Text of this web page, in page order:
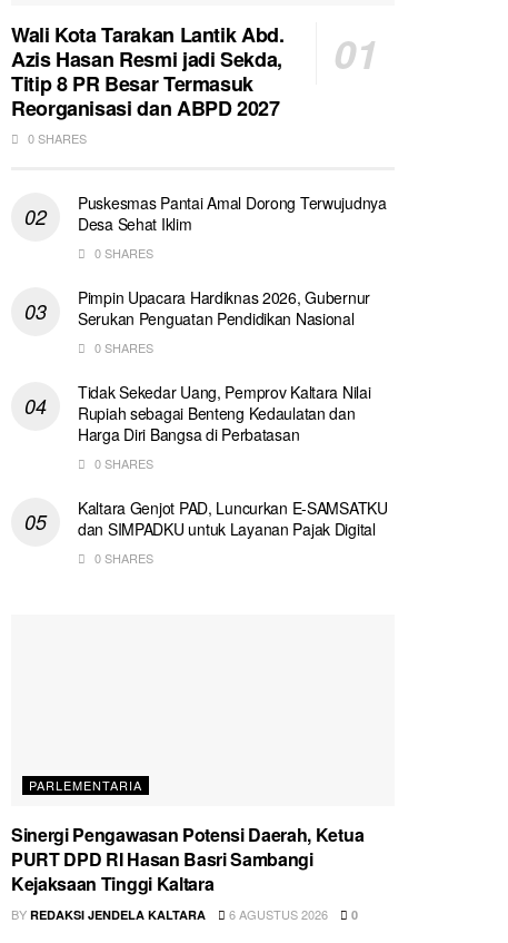
Wali Kota Tarakan Lantik Abd.
Azis Hasan Resmi jadi Sekda,
Titip 8 PR Besar Termasuk
Reorganisasi dan ABPD 2027
0 SHARES
Puskesmas Pantai Amal Dorong Terwujudnya
Desa Sehat Iklim
0 SHARES
Pimpin Upacara Hardiknas 2026, Gubernur
Serukan Penguatan Pendidikan Nasional
0 SHARES
Tidak Sekedar Uang, Pemprov Kaltara Nilai
Rupiah sebagai Benteng Kedaulatan dan
Harga Diri Bangsa di Perbatasan
0 SHARES
Kaltara Genjot PAD, Luncurkan E-SAMSATKU
dan SIMPADKU untuk Layanan Pajak Digital
0 SHARES
PARLEMENTARIA
Sinergi Pengawasan Potensi Daerah, Ketua
PURT DPD RI Hasan Basri Sambangi
Kejaksaan Tinggi Kaltara
BY REDAKSI JENDELA KALTARA 6 AGUSTUS 2026 0